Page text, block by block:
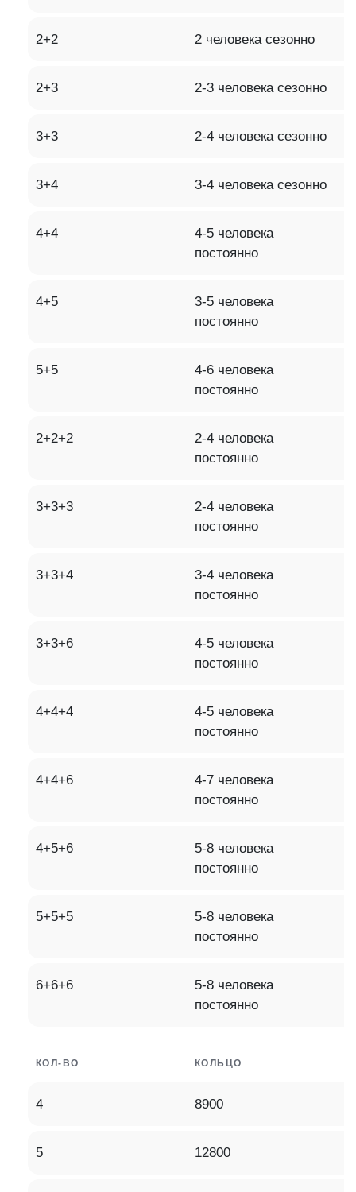
2+2 2 человека сезонно
2+3 2-3 человека сезонно
3+3 2-4 человека сезонно
3+4 3-4 человека сезонно
4+4
4-5 человека
постоянно
4+5
3-5 человека
постоянно
5+5
4-6 человека
постоянно
2+2+2
2-4 человека
постоянно
3+3+3
2-4 человека
постоянно
3+3+4
3-4 человека
постоянно
3+3+6
4-5 человека
постоянно
4+4+4
4-5 человека
постоянно
4+4+6
4-7 человека
постоянно
4+5+6
5-8 человека
постоянно
5+5+5
5-8 человека
постоянно
6+6+6
5-8 человека
постоянно
КОЛ-ВО КОЛЬЦО
4 8900
5 12800